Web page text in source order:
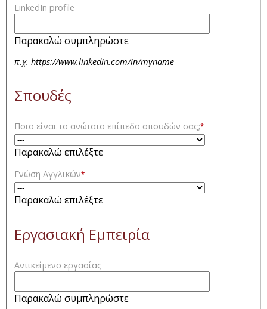
LinkedIn profile
Παρακαλώ συμπληρώστε
π.χ. https://www.linkedin.com/in/myname
Σπουδές
Ποιο είναι το ανώτατο επίπεδο σπουδών σας;*
Παρακαλώ επιλέξτε
Γνώση Αγγλικών*
Παρακαλώ επιλέξτε
Εργασιακή Εμπειρία
Αντικείμενο εργασίας
Παρακαλώ συμπληρώστε